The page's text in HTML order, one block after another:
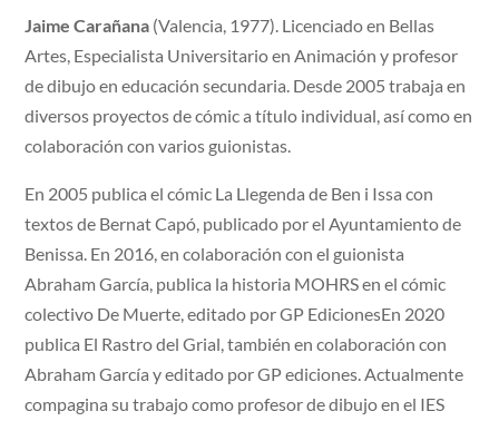
Jaime Carañana (Valencia, 1977). Licenciado en Bellas
Artes, Especialista Universitario en Animación y profesor
de dibujo en educación secundaria. Desde 2005 trabaja en
diversos proyectos de cómic a título individual, así como en
colaboración con varios guionistas.
En 2005 publica el cómic La Llegenda de Ben i Issa con
textos de Bernat Capó, publicado por el Ayuntamiento de
Benissa. En 2016, en colaboración con el guionista
Abraham García, publica la historia MOHRS en el cómic
colectivo De Muerte, editado por GP EdicionesEn 2020
publica El Rastro del Grial, también en colaboración con
Abraham García y editado por GP ediciones. Actualmente
compagina su trabajo como profesor de dibujo en el IES